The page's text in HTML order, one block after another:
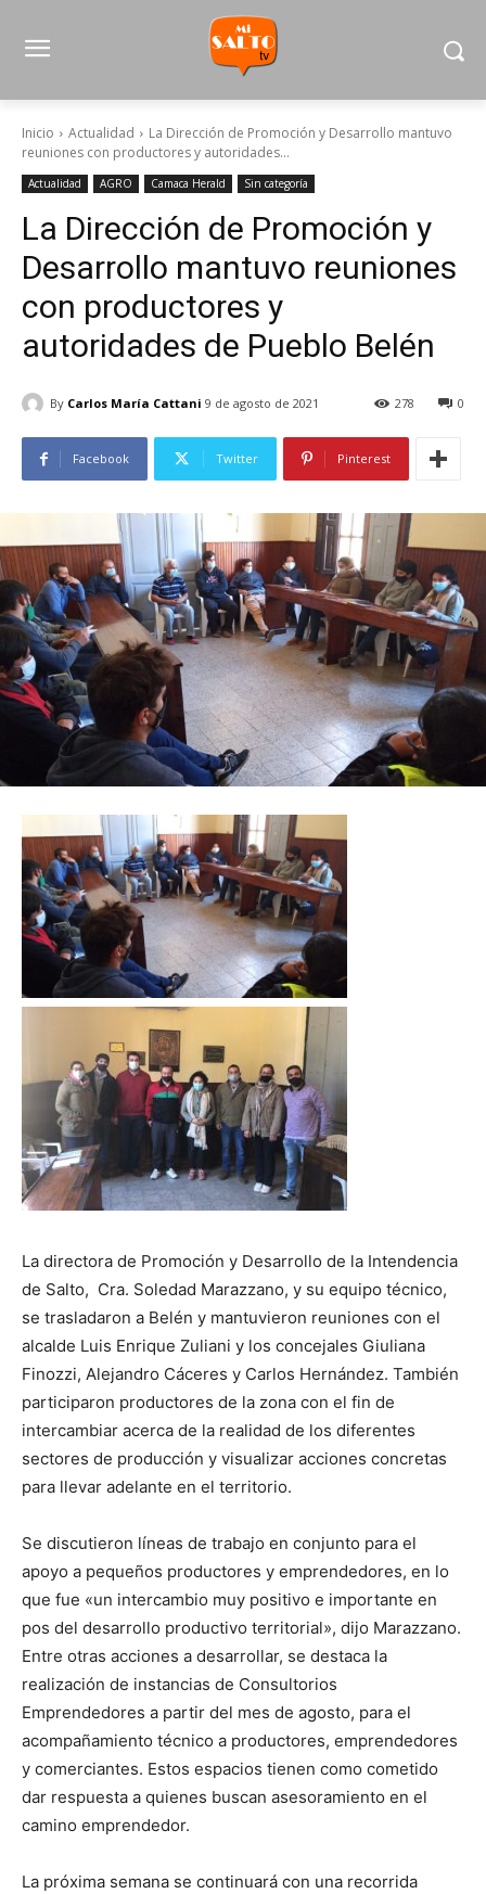
Inicio Actualidad
La Dirección de Promoción y Desarrollo mantuvo
reuniones con productores y autoridades...
Actualidad AGRO Camaca Herald Sin categoría
La Dirección de Promoción y
Desarrollo mantuvo reuniones
con productores y
autoridades de Pueblo Belén
By Carlos María Cattani 9 de agosto de 2021 0
278
Facebook Twitter Pinterest
La directora de Promoción y Desarrollo de la Intendencia
de Salto, Cra. Soledad Marazzano, y su equipo técnico,
se trasladaron a Belén y mantuvieron reuniones con el
alcalde Luis Enrique Zuliani y los concejales Giuliana
Finozzi, Alejandro Cáceres y Carlos Hernández. También
participaron productores de la zona con el fin de
intercambiar acerca de la realidad de los diferentes
sectores de producción y visualizar acciones concretas
para llevar adelante en el territorio.
Se discutieron líneas de trabajo en conjunto para el
apoyo a pequeños productores y emprendedores, en lo
que fue «un intercambio muy positivo e importante en
pos del desarrollo productivo territorial», dijo Marazzano.
Entre otras acciones a desarrollar, se destaca la
realización de instancias de Consultorios
Emprendedores a partir del mes de agosto, para el
acompañamiento técnico a productores, emprendedores
y comerciantes. Estos espacios tienen como cometido
dar respuesta a quienes buscan asesoramiento en el
camino emprendedor.
La próxima semana se continuará con una recorrida